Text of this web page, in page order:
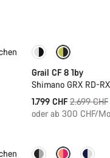
Nur verfügbar in
Grail CF 8 1by
Shimano GRX RD-
1.799 CHF 2.699 CHF
oder ab 300 CHF/
-17%